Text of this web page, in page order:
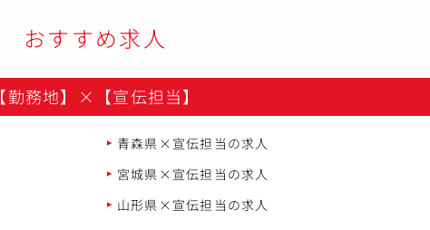
おすすめ求人
【勤務地】 × 【宣伝担当】
青森県×宣伝担当の求人
宮城県×宣伝担当の求人
山形県×宣伝担当の求人